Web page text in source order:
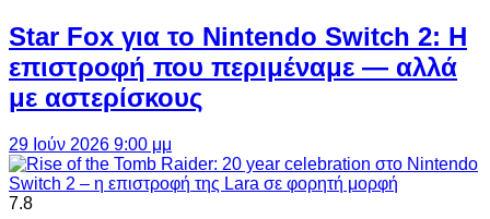
Star Fox για το Nintendo Switch 2: Η
επιστροφή που περιμέναμε — αλλά
με αστερίσκους
29 Ιούν 2026 9:00 μμ
7.8